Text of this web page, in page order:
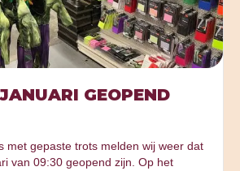
GEOPEND
met gepaste trots melden wij weer dat
van 09:30 geopend zijn. Op het